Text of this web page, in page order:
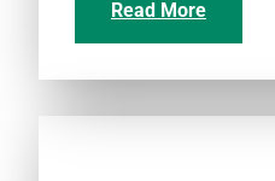
Read More